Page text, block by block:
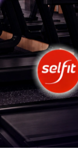
o processo
o contexto
mais
por dia
para a